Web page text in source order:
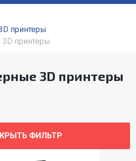
принтеры
принтеры
3D принтеры
ФИЛЬТР